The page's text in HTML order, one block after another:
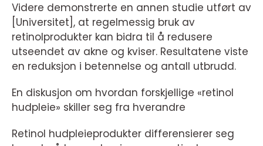
Videre demonstrerte en annen studie utført av
[Universitet], at regelmessig bruk av
retinolprodukter kan bidra til å redusere
utseendet av akne og kviser. Resultatene viste
en reduksjon i betennelse og antall utbrudd.
En diskusjon om hvordan forskjellige «retinol
hudpleie» skiller seg fra hverandre
Retinol hudpleieprodukter differensierer seg